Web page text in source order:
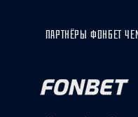
ПАРТНЁРЫ ФОНБЕТ